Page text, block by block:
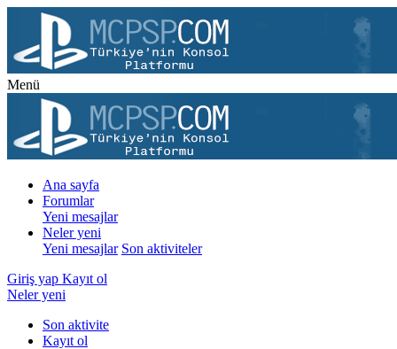
Menü
Ana sayfa
Forumlar
Yeni mesajlar
Neler yeni
Yeni mesajlar Son aktiviteler
Giriş yap Kayıt ol
Neler yeni
Son aktivite
Kayıt ol